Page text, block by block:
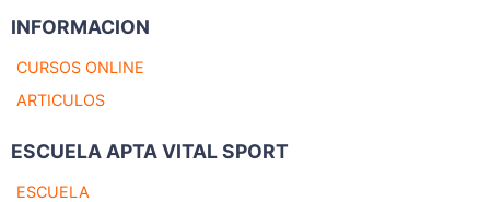
INFORMACION
CURSOS ONLINE
ARTICULOS
ESCUELA APTA VITAL SPORT
ESCUELA